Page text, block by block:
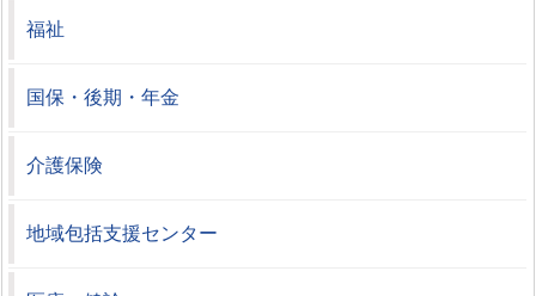
福祉
国保・後期・年金
介護保険
地域包括支援センター